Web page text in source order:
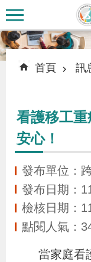
跳到主要內容區塊
認
識
署
訊
息
:::
::: 首頁 訊
看護移工
安心！
發布單位：
發布日期：
檢核日期：
點閱人氣：
當家庭看護